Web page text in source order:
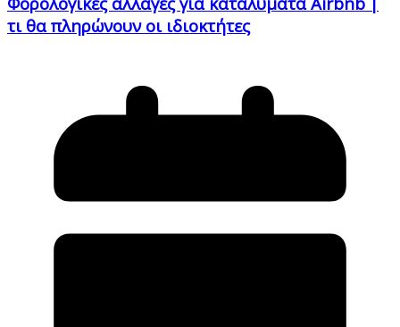
τι θα πληρώνουν οι ιδιοκτήτες